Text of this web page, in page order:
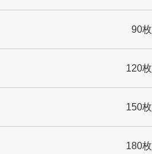
90枚
120枚
150枚
180枚